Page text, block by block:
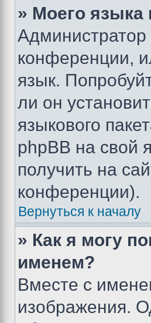
» Моего языка
Администратор
конференции,
язык.
ли он
языкового
phpBB на свой
получить на
конференции).
Вернуться к началу
» Как я могу
именем?
Вместе с
изображения.